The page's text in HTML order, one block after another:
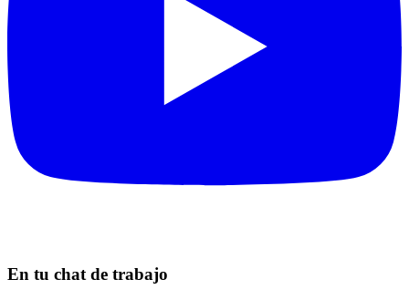
En tu chat de trabajo